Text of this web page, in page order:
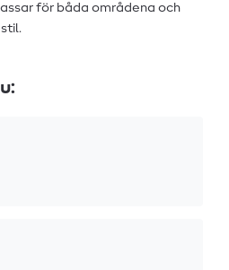
för båda områdena och